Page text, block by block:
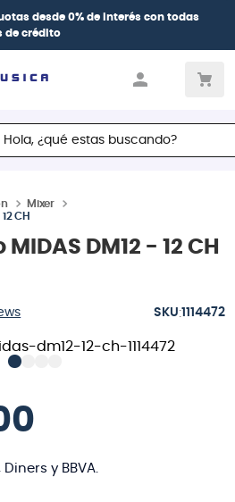
desde 0% de interés con todas
de crédito
estas buscando?
Mixer
CH
DM12 - 12 CH
:1114472
y BBVA.